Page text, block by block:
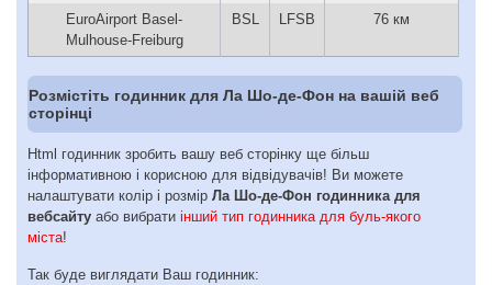
EuroAirport Basel-
Mulhouse-Freiburg
BSL LFSB 76 км
Розмістіть годинник для Ла Шо-де-Фон на вашій веб
сторінці
Html годинник зробить вашу веб сторінку ще більш
інформативною і корисною для відвідувачів! Ви можете
налаштувати колір і розмір Ла Шо-де-Фон годинника для
вебсайту або вибрати інший тип годинника для буль-якого
міста!
Так буде виглядати Ваш годинник: